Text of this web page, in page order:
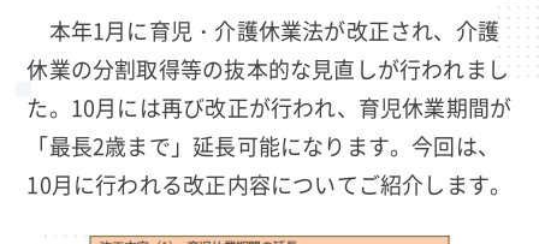
本年1月に育児・介護休業法が改正され、介護
休業の分割取得等の抜本的な見直しが行われまし
た。10月には再び改正が行われ、育児休業期間が
「最長2歳まで」延長可能になります。今回は、
10月に行われる改正内容についてご紹介します。